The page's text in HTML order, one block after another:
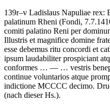
139r–v Ladislaus Napuliae rex:
palatinum Rheni (Fondi,
comiti palatino Reni per
Illustris et magnifice domine
esse debemus ritu concordi et
ipsum laudabiliter prospiciant
conformes … — … vestris
continue voluntarios atque
indictione MCCCC decimo.
(nach dieser Hs.).